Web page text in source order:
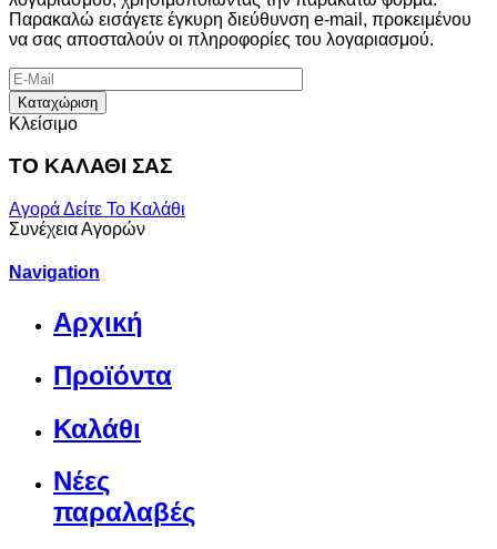
Παρακαλώ εισάγετε έγκυρη διεύθυνση e-mail, προκειμένου
να σας αποσταλούν οι πληροφορίες του λογαριασμού.
Καταχώριση
Κλείσιμο
ΤΟ ΚΑΛΑΘΙ ΣΑΣ
ΑγοράΔείτε Το Καλάθι
Συνέχεια Αγορών
Navigation
Αρχική
Προϊόντα
Καλάθι
Νέες
παραλαβές